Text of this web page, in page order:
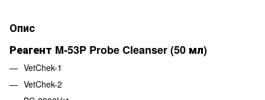
Опис
Реагент M-53P Probe Cleanser (50 мл)
VetChek-1
VetChek-2